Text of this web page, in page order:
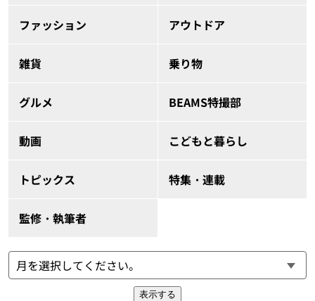
ファッション アウトドア
雑貨 乗り物
グルメ BEAMS特撮部
動画 こどもと暮らし
トピックス 特集・連載
監修・執筆者
表示する